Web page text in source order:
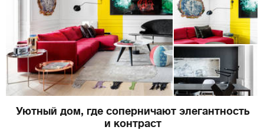
Уютный дом, где соперничают элегантность
и контраст